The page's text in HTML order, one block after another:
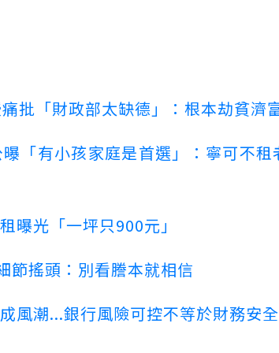
批「財政部太缺德」：根本劫貧濟
「有小孩家庭是首選」：寧可不租
曝光「一坪只900元」
節搖頭：別看謄本就相信
風潮...銀行風險可控不等於財務安全